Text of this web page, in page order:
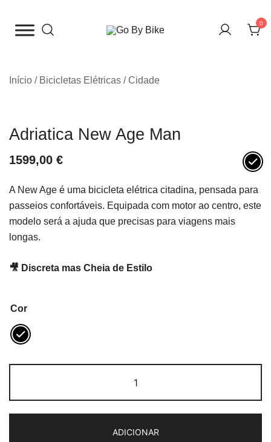
para
0
Início / Bicicletas Elétricas /Cidade
Adriatica New Age Man
1599,00 €
A New Age é uma bicicleta elétrica citadina, pensada para
passeios confortáveis. Equipada com motor ao centro, este
modelo será a ajuda que precisas para viagens mais
longas.
🎥 Discreta mas Cheia de Estilo
Cor
de
Adriatica
Age
ADICIONAR